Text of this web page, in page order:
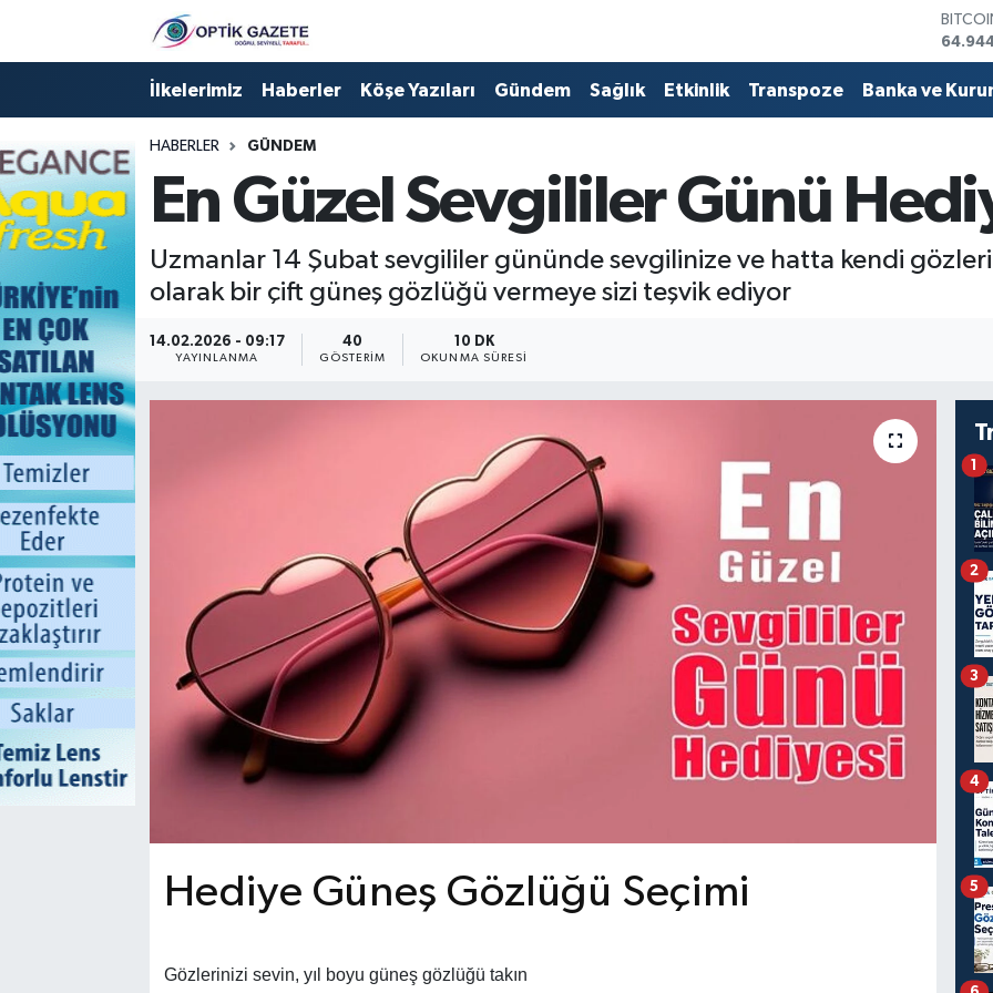
EURO
13.779
İlkelerimiz Haberler Köşe Yazıları Gündem Sağlık Etkinlik Transpoze Banka ve
HABERLER GÜNDEM
En Güzel Sevgililer Günü
Uzmanlar 14 Şubat sevgililer gününde sevgilinize ve hatta kendi
olarak bir çift güneş gözlüğü vermeye sizi teşvik ediyor
14.02.2026 - 09:17
YAYINLANMA
40
GÖSTERIM
10 DK
OKUNMA SÜRESI
Hediye Güneş Gözlüğü Seçimi
Gözlerinizi sevin, yıl boyu güneş gözlüğü takın
1
2
3
4
5
Nöbetçi Eczaneler
Hava Durumu
İstanbul Namaz Vakitleri
Trafik Durumu
Süper Lig Puan Durumu ve Fikstür
Tüm Manşetler
Son Dakika Haberleri
Haber Arşivi